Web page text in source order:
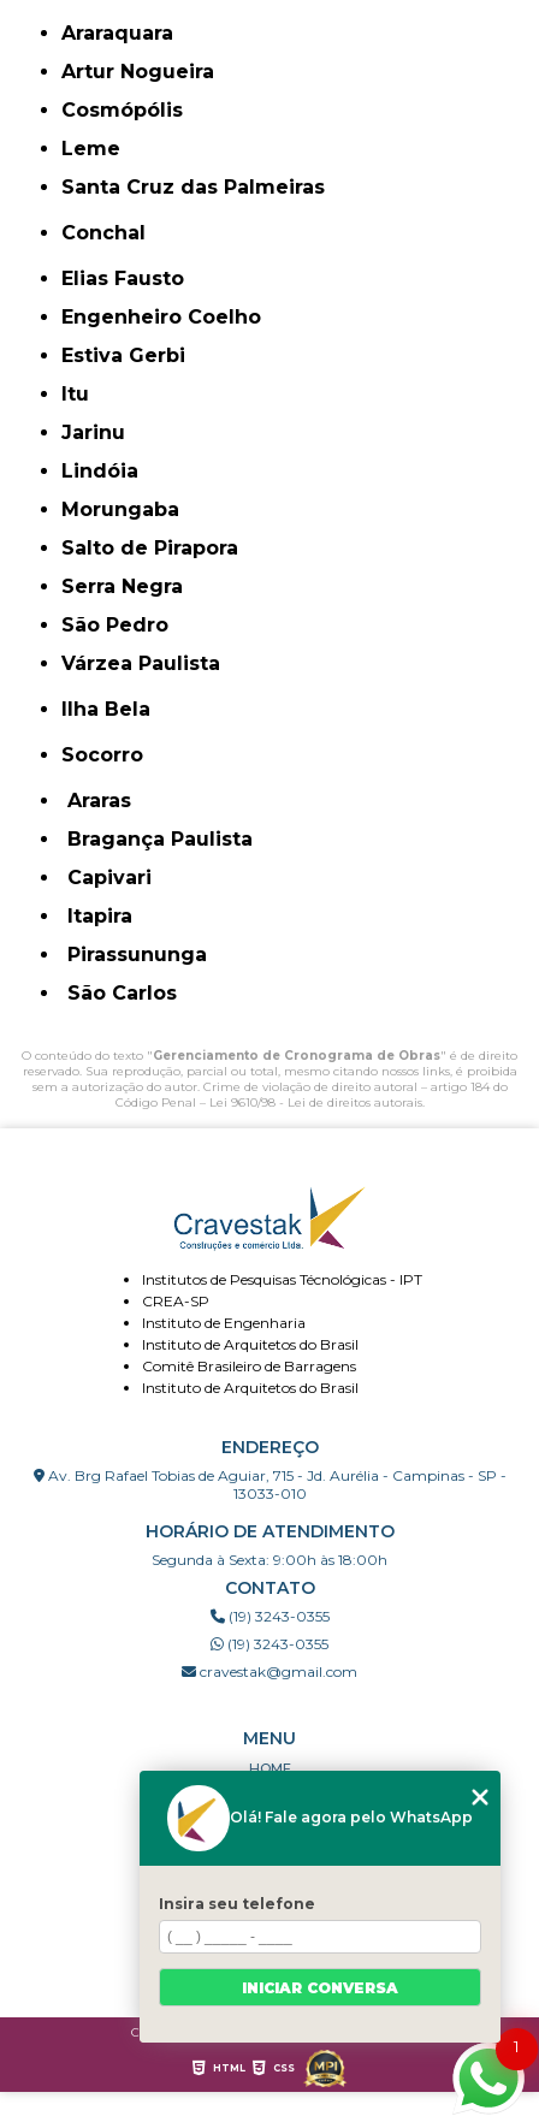
Araraquara
Artur Nogueira
Cosmópólis
Leme
Santa Cruz das Palmeiras
Conchal
Elias Fausto
Engenheiro Coelho
Estiva Gerbi
Itu
Jarinu
Lindóia
Morungaba
Salto de Pirapora
Serra Negra
São Pedro
Várzea Paulista
Ilha Bela
Socorro
Araras
Bragança Paulista
Capivari
Itapira
Pirassununga
São Carlos
O conteúdo do texto "Gerenciamento de Cronograma de Obras" é de direito
reservado. Sua reprodução, parcial ou total, mesmo citando nossos links, é proibida
sem a autorização do autor. Crime de violação de direito autoral – artigo 184 do
Código Penal – Lei 9610/98 - Lei de direitos autorais.
Institutos de Pesquisas Técnológicas - IPT
CREA-SP
Instituto de Engenharia
Instituto de Arquitetos do Brasil
Comitê Brasileiro de Barragens
Instituto de Arquitetos do Brasil
ENDEREÇO
Av. Brg Rafael Tobias de Aguiar, 715 - Jd. Aurélia - Campinas - SP -
13033-010
HORÁRIO DE ATENDIMENTO
Segunda à Sexta: 9:00h às 18:00h
CONTATO
(19) 3243-0355
(19) 3243-0355
cravestak@gmail.com
MENU
HOME
PORTFÓLIO
DÚVIDAS FREQUENTES
CATEGORIAS
MAPA DO SITE
Copyright © Cravestak. (Lei 9610 de 19/02/1998)
HTML CSS
1
Olá! Fale agora pelo WhatsApp
Insira seu telefone
INICIAR CONVERSA